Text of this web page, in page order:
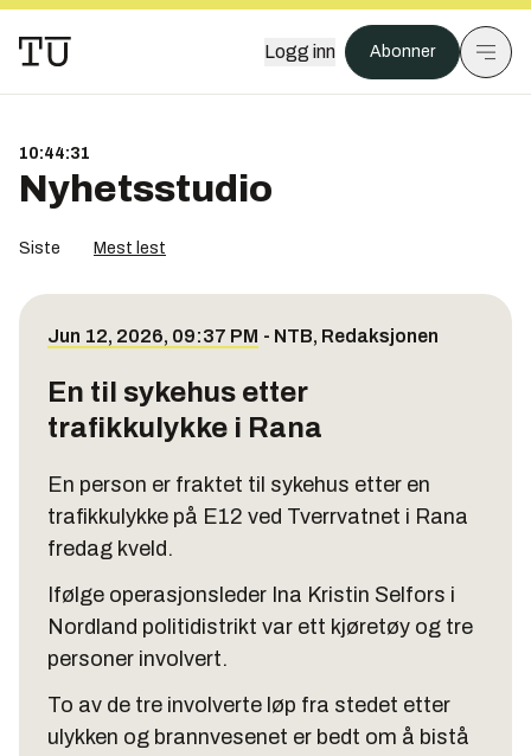
Logg inn Abonner
10:44:31
Nyhetsstudio
Siste Mest lest
Jun 12, 2026, 09:37 PM - NTB, Redaksjonen
En til sykehus etter
trafikkulykke i Rana
En person er fraktet til sykehus etter en
trafikkulykke på E12 ved Tverrvatnet i Rana
fredag kveld.
Ifølge operasjonsleder Ina Kristin Selfors i
Nordland politidistrikt var ett kjøretøy og tre
personer involvert.
To av de tre involverte løp fra stedet etter
ulykken og brannvesenet er bedt om å bistå